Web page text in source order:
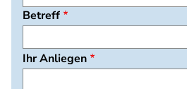
Betreff
Ihr Anliegen